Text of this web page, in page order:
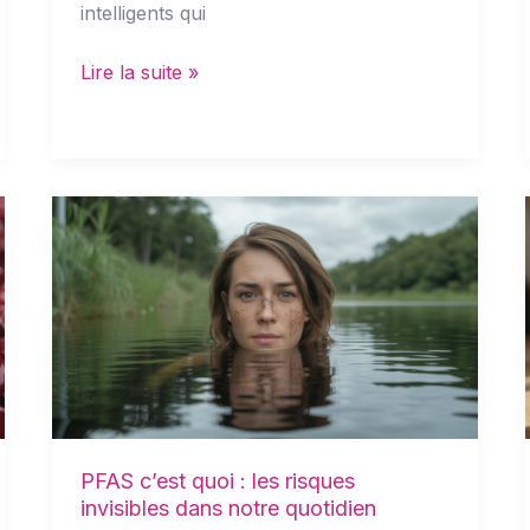
intelligents qui
Lire la suite »
PFAS c’est quoi : les risques
invisibles dans notre quotidien
PFAS
c’est
quoi
:
risques
invisibles
dans
quotidien